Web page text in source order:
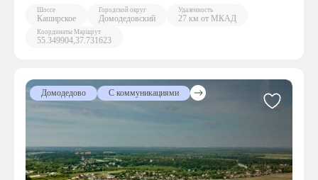
Шоссе
Каширское
Городской округ
Домодедовский
Удаленность
27 км от МКАД
Координаты Маршрут
55.349904,37.731623
Домодедово С коммуникациями